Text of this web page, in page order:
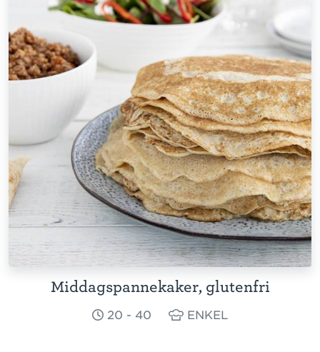
Middagspannekaker, glutenfri
20 - 40 ENKEL